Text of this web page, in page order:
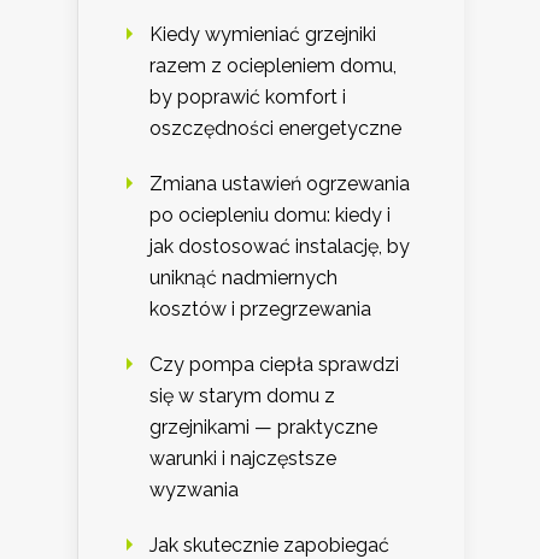
Kiedy wymieniać grzejniki
razem z ociepleniem domu,
by poprawić komfort i
oszczędności energetyczne
Zmiana ustawień ogrzewania
po ociepleniu domu: kiedy i
jak dostosować instalację, by
uniknąć nadmiernych
kosztów i przegrzewania
Czy pompa ciepła sprawdzi
się w starym domu z
grzejnikami — praktyczne
warunki i najczęstsze
wyzwania
Jak skutecznie zapobiegać